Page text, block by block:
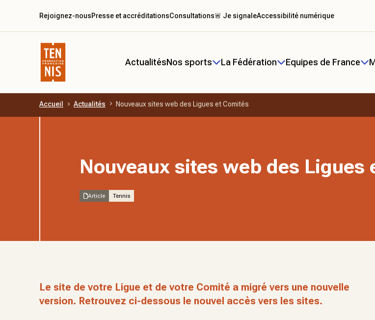
Aller au contenu principal
ActualitésNos sports La Fédération Equipes de France
Rejoignez-nousPresse et accréditationsConsultations🚨 Je signaleAccessibilité numérique
Accueil Actualités Nouveaux sites web des Ligues et Comités
Nouveaux sites web des Ligues
Article Tennis
Le site de votre Ligue et de votre Comité a migré vers une nouvelle
version. Retrouvez ci-dessous le nouvel accès vers les sites.